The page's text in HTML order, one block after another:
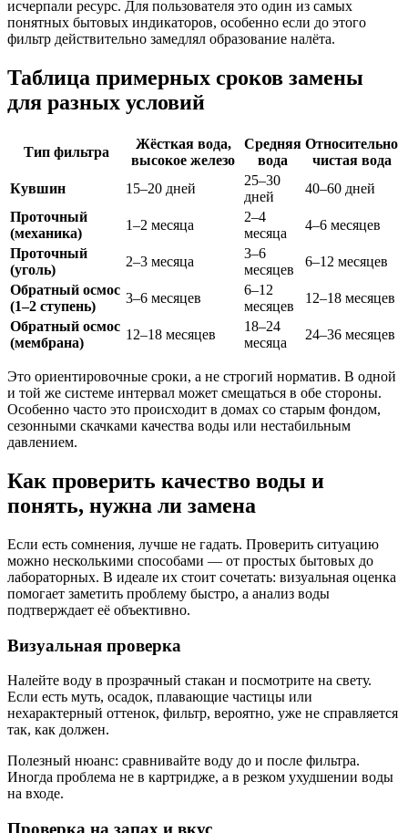
исчерпали ресурс. Для пользователя это один из самых
понятных бытовых индикаторов, особенно если до этого
фильтр действительно замедлял образование налёта.
Таблица примерных сроков замены
для разных условий
Тип фильтра
Жёсткая вода,
высокое железо
Средняя
вода
Относительно
чистая вода
Кувшин
15–20 дней
25–30
дней
40–60 дней
Проточный
(механика)
1–2 месяца
2–4
месяца
4–6 месяцев
Проточный
(уголь)
2–3 месяца
3–6
месяцев
6–12 месяцев
Обратный осмос
(1–2 ступень)
3–6 месяцев
6–12
месяцев
12–18 месяцев
Обратный осмос
(мембрана)
12–18 месяцев
18–24
месяца
24–36 месяцев
Это ориентировочные сроки, а не строгий норматив. В одной
и той же системе интервал может смещаться в обе стороны.
Особенно часто это происходит в домах со старым фондом,
сезонными скачками качества воды или нестабильным
давлением.
Как проверить качество воды и
понять, нужна ли замена
Если есть сомнения, лучше не гадать. Проверить ситуацию
можно несколькими способами — от простых бытовых до
лабораторных. В идеале их стоит сочетать: визуальная оценка
помогает заметить проблему быстро, а анализ воды
подтверждает её объективно.
Визуальная проверка
Налейте воду в прозрачный стакан и посмотрите на свету.
Если есть муть, осадок, плавающие частицы или
нехарактерный оттенок, фильтр, вероятно, уже не справляется
так, как должен.
Полезный нюанс: сравнивайте воду до и после фильтра.
Иногда проблема не в картридже, а в резком ухудшении воды
на входе.
Проверка на запах и вкус